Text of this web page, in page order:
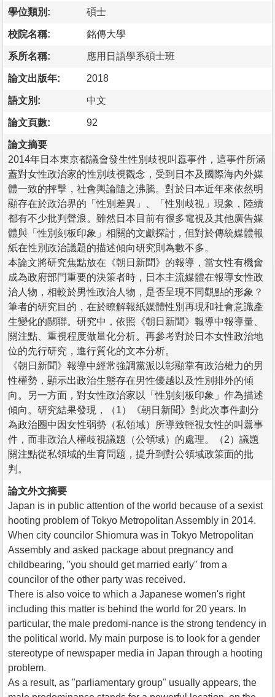
學位類別: 碩士
校院名稱: 銘傳大學
系所名稱: 應用日語學系碩士班
論文出版年: 2018
語文別: 中文
論文頁數: 92
論文摘要
2014年日本東京都議會發生性別歧視叫囂事件，這事件所涵
蓋對女性政治家的性別歧視觀念，受到日本及國際海內外媒
體一致的抨擊，社會輿論隨之沸騰。對於日本近年來依然明
顯存在於政治界的「性別差異」、「性別歧視」現象，陸續
都有不少批判聲浪。雖然日本目前有很多電視及其他廣告媒
體與「性別刻板印象」相關的文獻探討，但對於傳統媒體報
紙在性別政治議題的描述傾向研究則為數不多。
本論文將研究焦點放在《朝日新聞》的報導，當女性有機會
成為政府部門重要的決策者時，日本主流媒體在報導女性政
治人物，相較於男性政治人物，是否呈現不同觀點的形象？
筆者的研究目的，在於瞭解報紙媒體性別再現和社會意識產
生變化的關聯。研究中，依照《朝日新聞》報導中報導量、
關注點、重視程度做量化分析。再參考對於日本女性政治地
位的先行研究，進行質化的文本分析。
《朝日新聞》報導中經常強調黨派以彰顯掌有政治權力的男
性權勢，顯示出政治生態存在男性優越以及性別排外的傾
向。另一方面，對女性政治家以「性別刻板印象」作為描述
傾向。研究結果發現，（1）《朝日新聞》對此次事件劃分
為政治圈中因女性弱勢（私領域）所導致輕視女性的叫囂事
件，而非政治人權歧視議題（公領域）的處理。（2）議題
關注點從私領域的生育問題，提升到對公領域政策面的批
判。
論文外文摘要
Japan is in public attention of the world because of a sexist
hooting problem of Tokyo Metropolitan Assembly in 2014.
When city councilor Shiomura was in Tokyo Metropolitan
Assembly and asked package about pregnancy and
childbearing, "you should get married early" from a
councilor of the other party was received.
There is also voice to which a Japanese women's right
including this matter is behind the world for 20 years. In
particular, the male predomi-nance is the strong tendency in
the political world. My main purpose is to look for a gender
stereotype of newspaper media in Japan through a hooting
problem.
As a result, as "parliamentary group" usually appears, the